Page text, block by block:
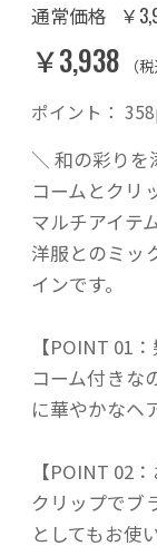
通常価格 ￥
￥3,938 （
ポイント： 358
＼ 和の彩りを
コームとクリ
マルチアイテム
洋服とのミッ
インです。
【POINT 01
コーム付きな
に華やかなヘ
【POINT 02
クリップでブ
としてもお使